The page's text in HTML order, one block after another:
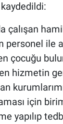
çalışan
personel ile
çocuğu
hizmetin
için
yapılıp